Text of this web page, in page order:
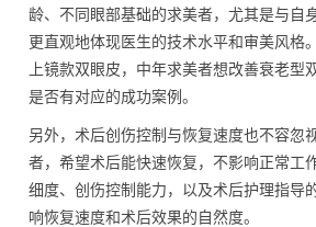
龄、不同眼部基础的求美者，尤其是与自
更直观地体现医生的技术水平和审美风格
上镜款双眼皮，中年求美者想改善衰老型
是否有对应的成功案例。
另外，术后创伤控制与恢复速度也不容忽
者，希望术后能快速恢复，不影响正常工
细度、创伤控制能力，以及术后护理指导
响恢复速度和术后效果的自然度。